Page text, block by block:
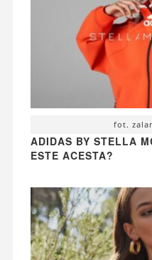
fot.
ADIDAS BY STELLA
ESTE ACESTA?